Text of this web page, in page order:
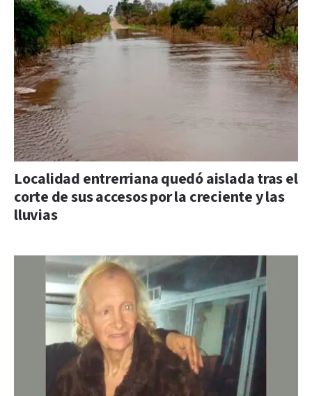
Localidad entrerriana quedó aislada tras el
corte de sus accesos por la creciente y las
lluvias